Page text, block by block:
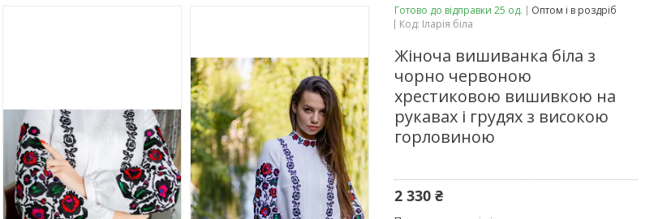
Готово до відправки 25 од.
Оптом і в роздріб
Код: Іларія біла
Жіноча вишиванка біла з
чорно червоною
хрестиковою вишивкою на
рукавах і грудях з високою
горловиною
2 330 ₴